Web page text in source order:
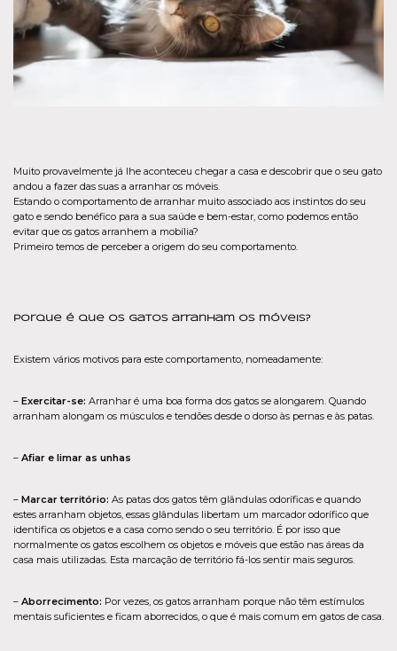
Muito provavelmente já lhe aconteceu chegar a casa e descobrir que o seu gato
andou a fazer das suas a arranhar os móveis.
Estando o comportamento de arranhar muito associado aos instintos do seu
gato e sendo benéfico para a sua saúde e bem-estar, como podemos então
evitar que os gatos arranhem a mobília?
Primeiro temos de perceber a origem do seu comportamento.
Porque é que os gatos arranham os móveis?
Existem vários motivos para este comportamento, nomeadamente:
– Exercitar-se: Arranhar é uma boa forma dos gatos se alongarem. Quando
arranham alongam os músculos e tendões desde o dorso às pernas e às patas.
– Afiar e limar as unhas
– Marcar território: As patas dos gatos têm glândulas odoríficas e quando
estes arranham objetos, essas glândulas libertam um marcador odorífico que
identifica os objetos e a casa como sendo o seu território. É por isso que
normalmente os gatos escolhem os objetos e móveis que estão nas áreas da
casa mais utilizadas. Esta marcação de território fá-los sentir mais seguros.
– Aborrecimento: Por vezes, os gatos arranham porque não têm estímulos
mentais suficientes e ficam aborrecidos, o que é mais comum em gatos de casa.